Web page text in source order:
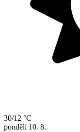
30/12 °C
pondělí 10. 8.